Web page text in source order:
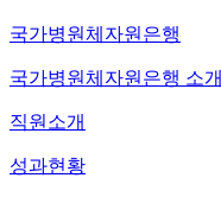
국가병원체자원은행
국가병원체자원은행 소개
직원소개
성과현황